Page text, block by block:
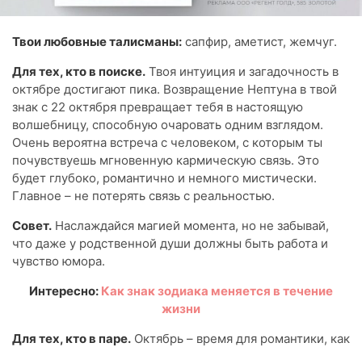
Твои любовные талисманы: сапфир, аметист, жемчуг.
Для тех, кто в поиске. Твоя интуиция и загадочность в
октябре достигают пика. Возвращение Нептуна в твой
знак с 22 октября превращает тебя в настоящую
волшебницу, способную очаровать одним взглядом.
Очень вероятна встреча с человеком, с которым ты
почувствуешь мгновенную кармическую связь. Это
будет глубоко, романтично и немного мистически.
Главное – не потерять связь с реальностью.
Совет. Наслаждайся магией момента, но не забывай,
что даже у родственной души должны быть работа и
чувство юмора.
Интересно: Как знак зодиака меняется в течение
жизни
Для тех, кто в паре. Октябрь – время для романтики, как